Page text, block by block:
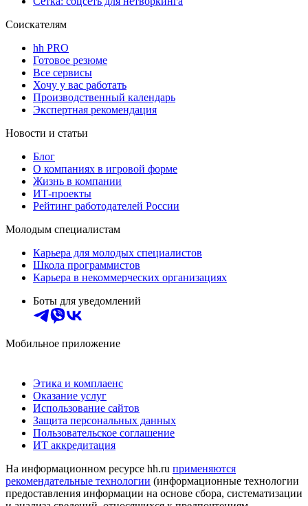
Соискателям
hh PRO
Готовое резюме
Все сервисы
Хочу у вас работать
Производственный календарь
Экспертная рекомендация
Новости и статьи
Блог
О компаниях в игровой форме
Жизнь в компании
ИТ-проекты
Рейтинг работодателей России
Молодым специалистам
Карьера для молодых специалистов
Школа программистов
Карьера в некоммерческих организациях
Боты для уведомлений
Мобильное приложение
Этика и комплаенс
Оказание услуг
Использование сайтов
Защита персональных данных
Пользовательское соглашение
ИТ аккредитация
На информационном ресурсе hh.ru применяются
рекомендательные технологии (информационные технологии
предоставления информации на основе сбора, систематизации